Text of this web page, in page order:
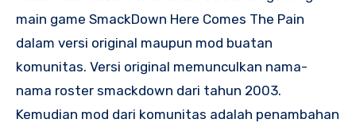
main game SmackDown Here Comes The Pain
dalam versi original maupun mod buatan
komunitas. Versi original memunculkan nama-
nama roster smackdown dari tahun 2003.
Kemudian mod dari komunitas adalah penambahan